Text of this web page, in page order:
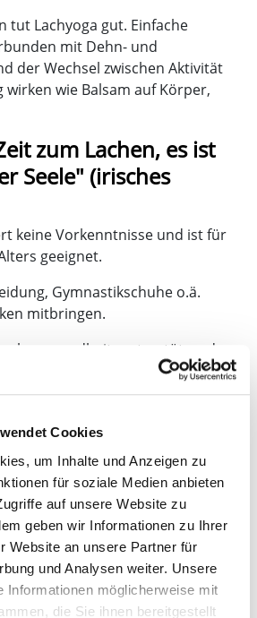
Cookies
um Inhalte und Anzeigen zu
für soziale Medien anbieten
auf unsere Website zu
geben wir Informationen zu Ihrer
Website an unsere Partner für
und Analysen weiter. Unsere
Informationen möglicherweise mit
die Sie ihnen bereitgestellt
tut Lachyoga gut. Einfache
mit Dehn- und
der Wechsel zwischen Aktivität
wie Balsam auf Körper,
zum Lachen, es ist
Seele" (irisches
keine Vorkenntnisse und ist für
geeignet.
Gymnastikschuhe o.ä.
mitbringen.
gesundheitsunterstützende
aber keine Therapie. Sollten Sie
Monaten im Brust- oder
abklären lassen.
auf eigene Verantwortung.
| Lebensfreude durch